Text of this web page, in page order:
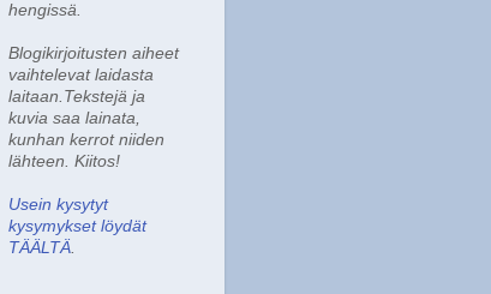
hengissä.
Blogikirjoitusten aiheet
vaihtelevat laidasta
laitaan.Tekstejä ja
kuvia saa lainata,
kunhan kerrot niiden
lähteen. Kiitos!
Usein kysytyt
kysymykset löydät
TÄÄLTÄ.